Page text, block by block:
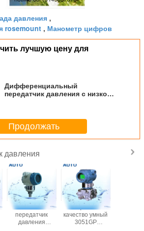
давления ,
rosemount , Манометр цифров
лучшую цену для
Дифференциальный
передатчик давления с низкой
Продолжать
давления
Умный
передатчик
давления
Хорошее
качество умный
3051GP